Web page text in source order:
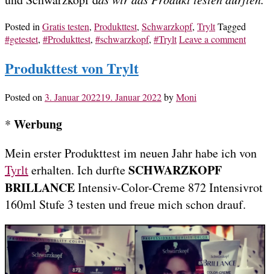
Posted inGratis testen, Produkttest, Schwarzkopf, TryltTagged
#getestet, #Produkttest, #schwarzkopf, #TryltLeave a comment
Produkttest von Trylt
Posted on 3. Januar 202219. Januar 2022byMoni
* Werbung
Mein erster Produkttest im neuen Jahr habe ich von
Tyrlterhalten. Ich durfteSCHWARZKOPF
BRILLANCEIntensiv-Color-Creme 872 Intensivrot
160ml Stufe 3 testen und freue mich schon drauf.